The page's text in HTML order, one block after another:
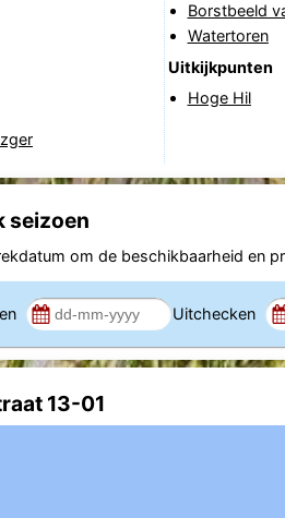
Borstbeeld
Watertoren
Uitkijkpunten
Hoge Hil
seizoen
om de beschikbaarheid en
Uitchecken
13-01